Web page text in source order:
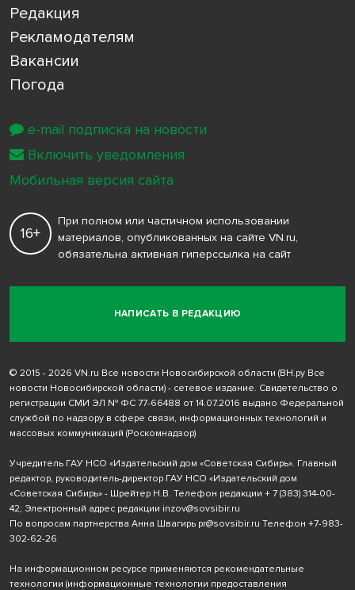
Редакция
Рекламодателям
Вакансии
Погода
НАПИСАТЬ В РЕДАКЦИЮ
16+
При полном или частичном использовании
материалов, опубликованных на сайте VN.ru,
обязательна активная гиперссылка на сайт
© 2015 - 2026 VN.ru Все новости Новосибирской области (ВН.ру Все
новости Новосибирской области) - сетевое издание. Свидетельство о
регистрации СМИ ЭЛ № ФС 77-66488 от 14.07.2016 выдано Федеральной
службой по надзору в сфере связи, информационных технологий и
массовых коммуникаций (Роскомнадзор)
Учредитель ГАУ НСО «Издательский дом «Советская Сибирь». Главный
редактор, руководитель-директор ГАУ НСО «Издательский дом
«Советская Сибирь» - Шрейтер Н.В. Телефон редакции + 7 (383) 314-00-
42; Электронный адрес редакции inzov@sovsibir.ru
По вопросам партнерства Анна Швагирь pr@sovsibir.ru Телефон +7-983-
302-62-26
На информационном ресурсе применяются рекомендательные
технологии (информационные технологии предоставления
e-mail подписка на новости
Включить уведомления
Мобильная версия сайта